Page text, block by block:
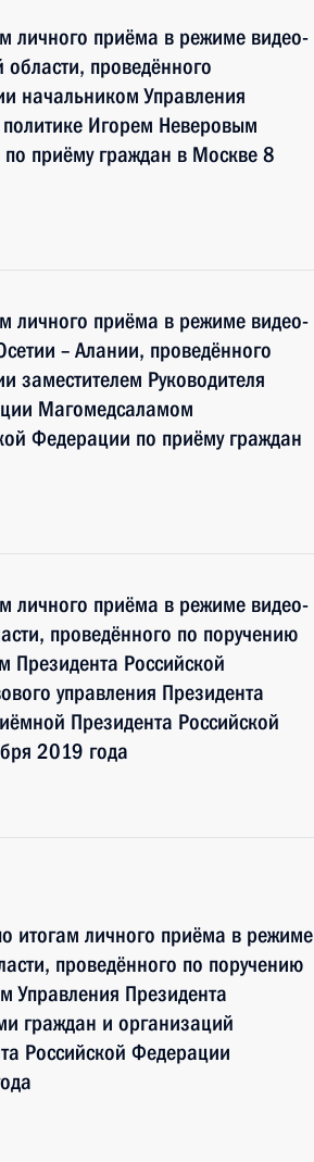
личного приёма в режиме видео-
проведённого
начальником Управления
Игорем Неверовым
приёму граждан в Москве 8
личного приёма в режиме видео-
– Алании, проведённого
заместителем Руководителя
Магомедсаламом
Федерации по приёму граждан
личного приёма в режиме видео-
проведённого по поручению
Российской
управления Президента
Президента Российской
2019 года
итогам личного приёма в режиме
проведённого по поручению
Управления Президента
граждан и организаций
Российской Федерации